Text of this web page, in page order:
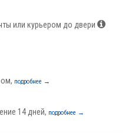
или курьером до двери
подробнее →
14 дней, подробнее →